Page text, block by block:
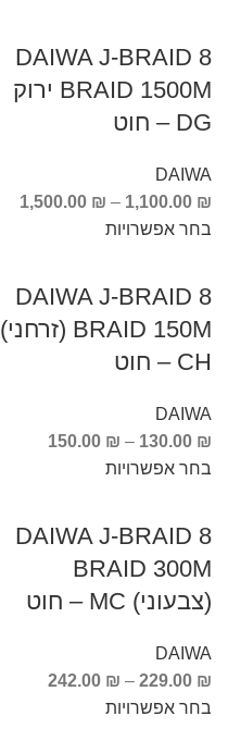
DAIWA J-BRAID 8
BRAID 1500M ירוק
DG – חוט
DAIWA
1,100.00 ₪
–
1,500.00 ₪
בחר אפשרויות
DAIWA J-BRAID 8
BRAID 150M (זרחני)
CH – חוט
DAIWA
130.00 ₪
–
150.00 ₪
בחר אפשרויות
DAIWA J-BRAID 8
BRAID 300M
(צבעוני) MC – חוט
DAIWA
229.00 ₪
–
242.00 ₪
בחר אפשרויות